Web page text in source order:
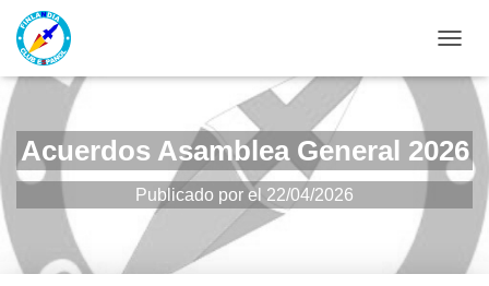
Acuerdos Asamblea General 2026
Publicado por el 22/04/2026